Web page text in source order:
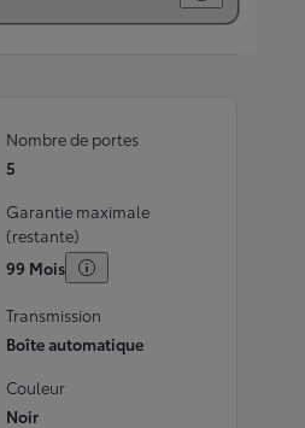
Nombre de portes
5
Garantie maximale
(restante)
99 Mois
Transmission
Boîte automatique
Couleur
Noir